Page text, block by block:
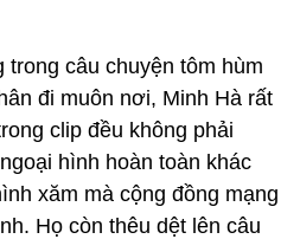
câu chuyện tôm hùm
đi muôn nơi, Minh Hà rất
clip đều không phải
hình hoàn toàn khác
xăm mà cộng đồng mạng
Họ còn thêu dệt lên câu